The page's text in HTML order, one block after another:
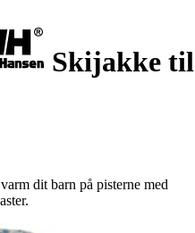
Skijakke til
dit barn på pisterne med